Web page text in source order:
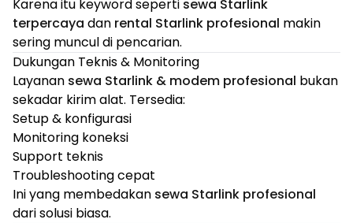
Karena itu keyword seperti sewa Starlink
terpercaya dan rental Starlink profesional makin
sering muncul di pencarian.
Dukungan Teknis & Monitoring
Layanan sewa Starlink & modem profesional bukan
sekadar kirim alat. Tersedia:
Setup & konfigurasi
Monitoring koneksi
Support teknis
Troubleshooting cepat
Ini yang membedakan sewa Starlink profesional
dari solusi biasa.